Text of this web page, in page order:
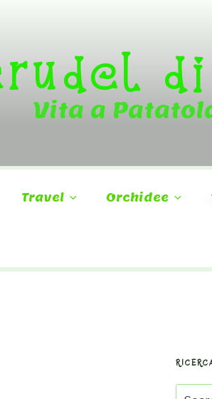
Vita a
Travel Orchidee